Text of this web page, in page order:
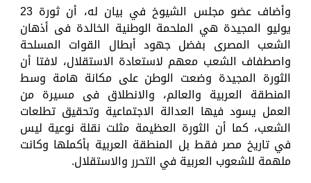
وأضاف عضو مجلس الشيوخ في بيان له، أن ثورة 23
يوليو المجيدة هي الملحمة الوطنية الخالدة فى أذهان
الشعب المصرى بفضل جهود أبطال القوات المسلحة
واصطفاف الشعب معهم لاستعادة الاستقلال، لافتا أن
الثورة المجيدة وضعت الوطن على مكانة هامة وسط
المنطقة العربية والعالم، والانطلاق فى مسيرة من
العمل يسود فيها العدالة الاجتماعية وتحقيق تطلعات
الشعب، كما أن الثورة العظيمة مثلت نقلة نوعية ليس
في تاريخ مصر فقط بل المنطقة العربية بأكملها وكانت
ملهمة للشعوب العربية في التحرر والاستقلال.